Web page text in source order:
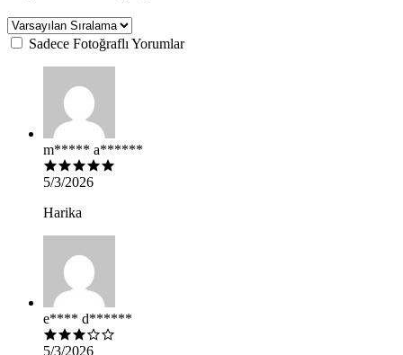
Sadece Fotoğraflı Yorumlar
m***** a******
5/3/2026
Harika
e**** d******
5/3/2026